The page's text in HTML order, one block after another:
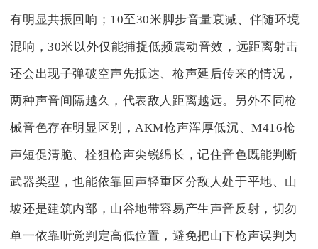
有明显共振回响；10至30米脚步音量衰减、伴随环境
混响，30米以外仅能捕捉低频震动音效，远距离射击
还会出现子弹破空声先抵达、枪声延后传来的情况，
两种声音间隔越久，代表敌人距离越远。另外不同枪
械音色存在明显区别，AKM枪声浑厚低沉、M416枪
声短促清脆、栓狙枪声尖锐绵长，记住音色既能判断
武器类型，也能依靠回声轻重区分敌人处于平地、山
坡还是建筑内部，山谷地带容易产生声音反射，切勿
单一依靠听觉判定高低位置，避免把山下枪声误判为